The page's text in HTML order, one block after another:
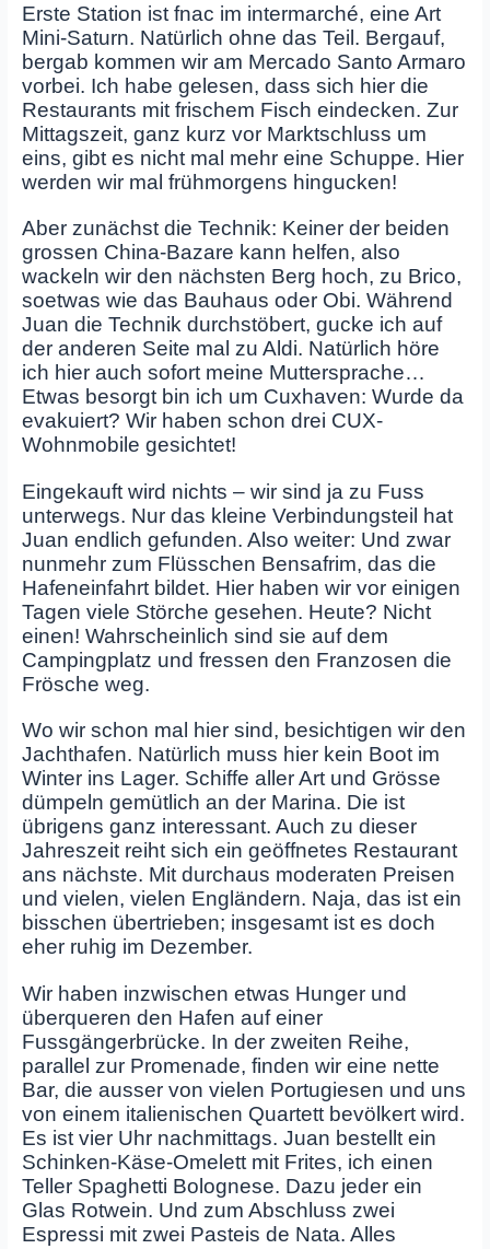
Erste Station ist fnac im intermarché, eine Art
Mini-Saturn. Natürlich ohne das Teil. Bergauf,
bergab kommen wir am Mercado Santo Armaro
vorbei. Ich habe gelesen, dass sich hier die
Restaurants mit frischem Fisch eindecken. Zur
Mittagszeit, ganz kurz vor Marktschluss um
eins, gibt es nicht mal mehr eine Schuppe. Hier
werden wir mal frühmorgens hingucken!
Aber zunächst die Technik: Keiner der beiden
grossen China-Bazare kann helfen, also
wackeln wir den nächsten Berg hoch, zu Brico,
soetwas wie das Bauhaus oder Obi. Während
Juan die Technik durchstöbert, gucke ich auf
der anderen Seite mal zu Aldi. Natürlich höre
ich hier auch sofort meine Muttersprache…
Etwas besorgt bin ich um Cuxhaven: Wurde da
evakuiert? Wir haben schon drei CUX-
Wohnmobile gesichtet!
Eingekauft wird nichts – wir sind ja zu Fuss
unterwegs. Nur das kleine Verbindungsteil hat
Juan endlich gefunden. Also weiter: Und zwar
nunmehr zum Flüsschen Bensafrim, das die
Hafeneinfahrt bildet. Hier haben wir vor einigen
Tagen viele Störche gesehen. Heute? Nicht
einen! Wahrscheinlich sind sie auf dem
Campingplatz und fressen den Franzosen die
Frösche weg.
Wo wir schon mal hier sind, besichtigen wir den
Jachthafen. Natürlich muss hier kein Boot im
Winter ins Lager. Schiffe aller Art und Grösse
dümpeln gemütlich an der Marina. Die ist
übrigens ganz interessant. Auch zu dieser
Jahreszeit reiht sich ein geöffnetes Restaurant
ans nächste. Mit durchaus moderaten Preisen
und vielen, vielen Engländern. Naja, das ist ein
bisschen übertrieben; insgesamt ist es doch
eher ruhig im Dezember.
Wir haben inzwischen etwas Hunger und
überqueren den Hafen auf einer
Fussgängerbrücke. In der zweiten Reihe,
parallel zur Promenade, finden wir eine nette
Bar, die ausser von vielen Portugiesen und uns
von einem italienischen Quartett bevölkert wird.
Es ist vier Uhr nachmittags. Juan bestellt ein
Schinken-Käse-Omelett mit Frites, ich einen
Teller Spaghetti Bolognese. Dazu jeder ein
Glas Rotwein. Und zum Abschluss zwei
Espressi mit zwei Pasteis de Nata. Alles